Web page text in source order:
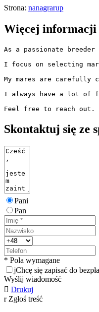
Strona: nanagrarup
Więcej informacji
As a passionate
I focus on selecting
My mares are carefully
I always have a lot of
Feel free to reach out.
Skontaktuj się ze
Pani
Pan
* Pola wymagane
jChcę się zapisać do
Wyślij wiadomość
 Drukuj
r Zgłoś treść